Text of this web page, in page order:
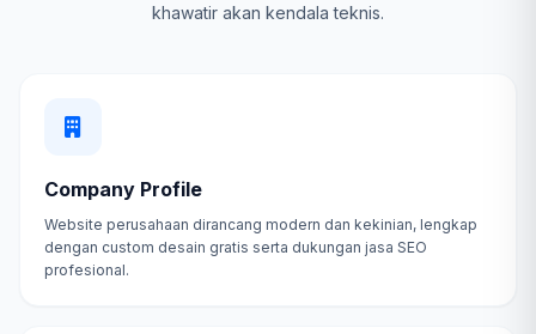
khawatir akan kendala teknis.
Company Profile
Website perusahaan dirancang modern dan kekinian, lengkap
dengan custom desain gratis serta dukungan jasa SEO
profesional.